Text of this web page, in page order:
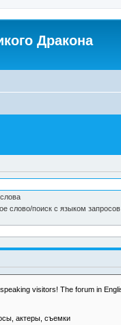
Дракона
слово/поиск с языком запросов